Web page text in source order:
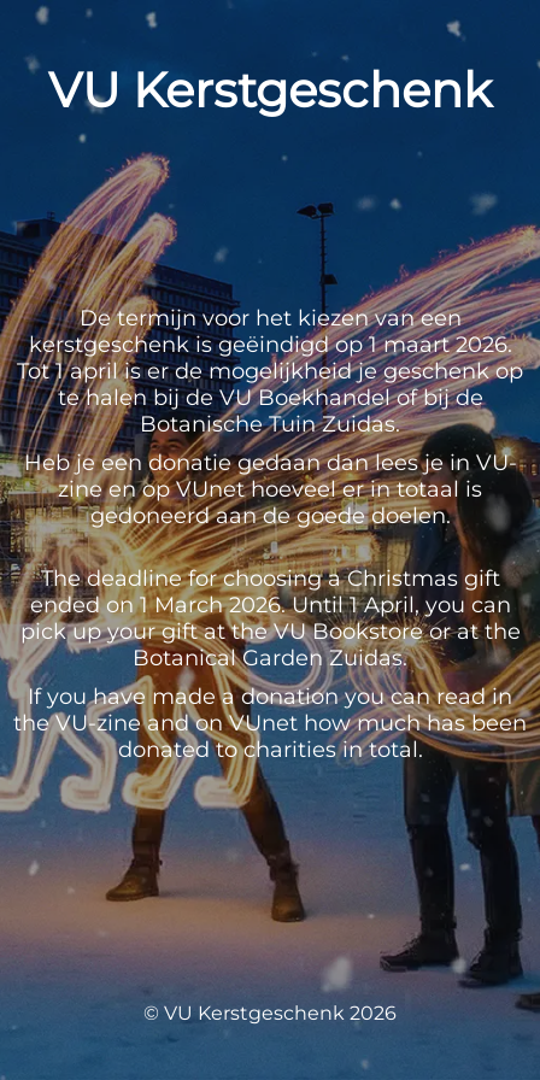
VU Kerstgeschenk
De termijn voor het kiezen van een
kerstgeschenk is geëindigd op 1 maart 2026.
Tot 1 april is er de mogelijkheid je geschenk op
te halen bij de VU Boekhandel of bij de
Botanische Tuin Zuidas.
Heb je een donatie gedaan dan lees je in VU-
zine en op VUnet hoeveel er in totaal is
gedoneerd aan de goede doelen.
The deadline for choosing a Christmas gift
ended on 1 March 2026. Until 1 April, you can
pick up your gift at the VU Bookstore or at the
Botanical Garden Zuidas.
If you have made a donation you can read in
the VU-zine and on VUnet how much has been
donated to charities in total.
© VU Kerstgeschenk 2026